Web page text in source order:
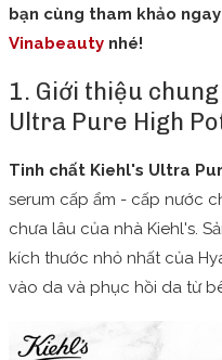
bạn cùng tham khảo
Vinabeauty nhé!
1. Giới thiệu
Ultra Pure High
Tinh chất Kiehl's Ultra
serum cấp ẩm - cấp nước
chưa lâu của nhà Kiehl's.
kích thước nhỏ nhất của
vào da và phục hồi da từ